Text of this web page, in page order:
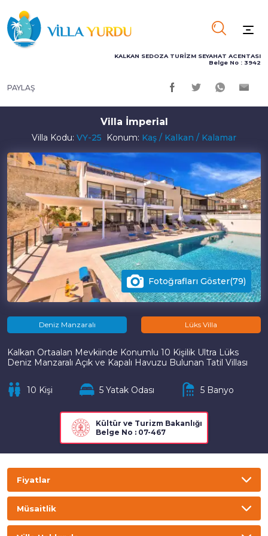
KALKAN SEDOZA TURİZM SEYAHAT ACENTASI
Belge No : 3942
PAYLAŞ
Deniz Manzaralı Lüks Villa
Kalkan Ortaalan Mevkiinde Konumlu 10 Kişilik Ultra Lüks
Deniz Manzaralı Açık ve Kapalı Havuzu Bulunan Tatil Villası
10 Kişi 5 Yatak Odası 5 Banyo
Kültür ve Turizm Bakanlığı
Belge No : 07-467
Villa İmperial
Villa Kodu: VY-25 Konum: Kaş / Kalkan / Kalamar
Fotoğrafları Göster(79)
Fiyatlar
Gecelik Haftalık
Müsaitlik